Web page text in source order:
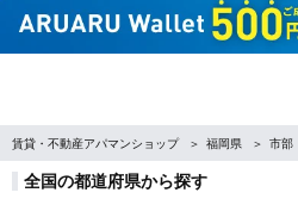
賃貸・不動産アパマンショップ 福岡県 市部
全国の都道府県から探す